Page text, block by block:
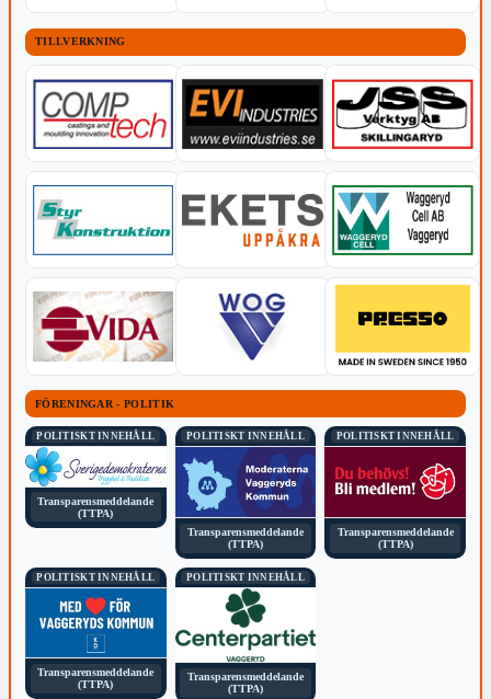
TILLVERKNING
FÖRENINGAR - POLITIK
POLITISKT INNEHÅLL
Transparensmeddelande
(TTPA)
POLITISKT INNEHÅLL
Transparensmeddelande
(TTPA)
POLITISKT INNEHÅLL
Transparensmeddelande
(TTPA)
POLITISKT INNEHÅLL
Transparensmeddelande
(TTPA)
POLITISKT INNEHÅLL
Transparensmeddelande
(TTPA)